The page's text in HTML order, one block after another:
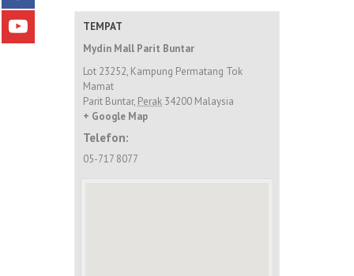
TEMPAT
Mydin Mall Parit Buntar
Lot 23252, Kampung Permatang Tok
Mamat
Parit Buntar, Perak 34200 Malaysia
+ Google Map
Telefon:
05-717 8077